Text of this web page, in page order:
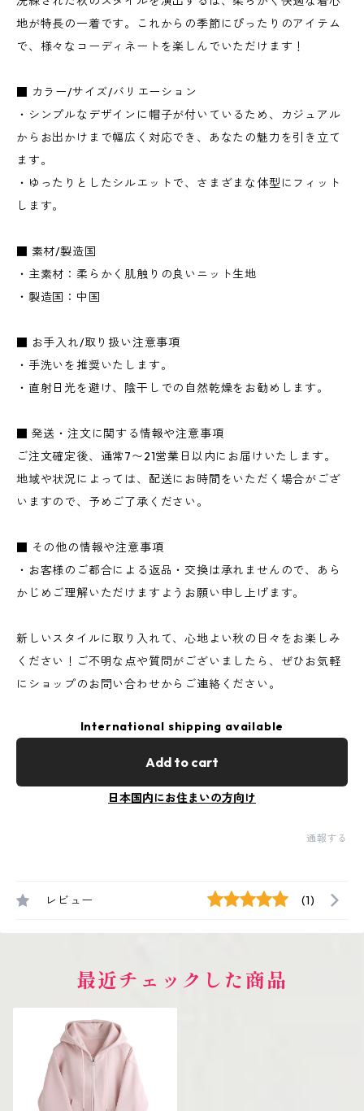
地が特長の一着です。これからの季節にぴったりのアイテム
で、様々なコーディネートを楽しんでいただけます！
■ カラー/サイズ/バリエーション
・シンプルなデザインに帽子が付いているため、カジュアル
からお出かけまで幅広く対応でき、あなたの魅力を引き立て
ます。
・ゆったりとしたシルエットで、さまざまな体型にフィット
します。
■ 素材/製造国
・主素材：柔らかく肌触りの良いニット生地
・製造国：中国
■ お手入れ/取り扱い注意事項
・手洗いを推奨いたします。
・直射日光を避け、陰干しでの自然乾燥をお勧めします。
■ 発送・注文に関する情報や注意事項
ご注文確定後、通常7〜21営業日以内にお届けいたします。
地域や状況によっては、配送にお時間をいただく場合がござ
いますので、予めご了承ください。
■ その他の情報や注意事項
・お客様のご都合による返品・交換は承れませんので、あら
かじめご理解いただけますようお願い申し上げます。
新しいスタイルに取り入れて、心地よい秋の日々をお楽しみ
ください！ご不明な点や質問がございましたら、ぜひお気軽
にショップのお問い合わせからご連絡ください。
International shipping available
Add to cart
日本国内にお住まいの方向け
通報する
レビュー (1)
最近チェックした商品